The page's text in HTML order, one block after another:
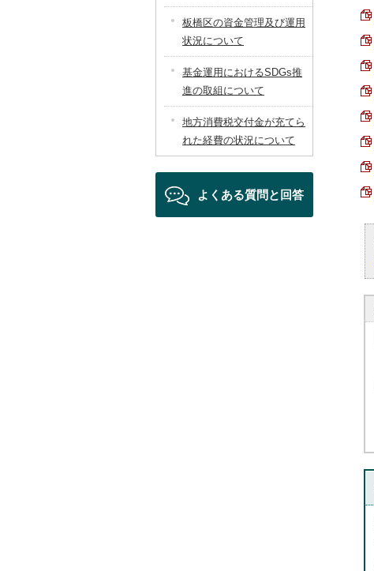
板橋区の資金管理及び運用
状況について
基金運用におけるSDGs推
進の取組について
地方消費税交付金が充てら
れた経費の状況について
よくある質問と回答